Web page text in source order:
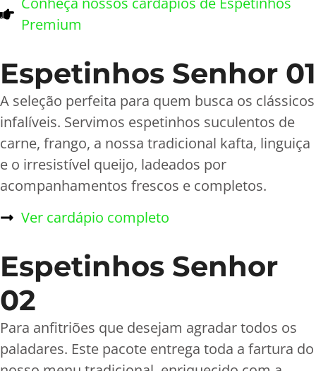
Premium​
Espetinhos Senhor 01
A seleção perfeita para quem busca os clássicos
infalíveis. Servimos espetinhos suculentos de
carne, frango, a nossa tradicional kafta, linguiça
e o irresistível queijo, ladeados por
acompanhamentos frescos e completos.
Ver cardápio completo
Espetinhos Senhor
02
Para anfitriões que desejam agradar todos os
paladares. Este pacote entrega toda a fartura do